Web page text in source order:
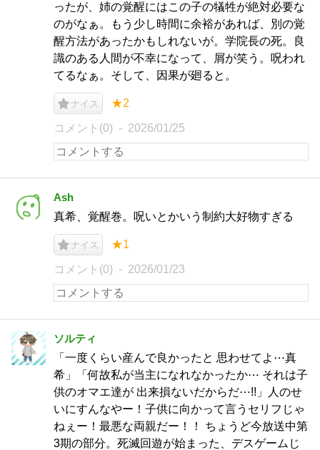
ったが、姉の覚醒にはこの子の犠牲が絶対必要な
のがなぁ。もう少し時間に余裕があれば、別の覚
醒方法があったかもしれないが。学院長の死。良
識のある人間が不幸になって、屑が笑う。呪われ
てるなぁ。そして、因果が廻ると。
ナイス ★2
コメント(0) 2026/01/25
Ash
真希、覚醒巻。呪いとかいう制約大好物すぎる
ナイス ★1
コメント(0) 2026/01/23
ソルティ
「一度くらい産んで良かったと 思わせてよ⋯真
希」「何故私が当主になれなかったか⋯ それは子
供のオマエ達が 出来損ないだからだ⋯!!」人のせ
いにすんなやー！子供に向かって言うセリフじゃ
ねぇー！最悪な両親だー！！ ちょうど今放送中第
3期の部分。死滅回遊が始まった、デスゲームじ